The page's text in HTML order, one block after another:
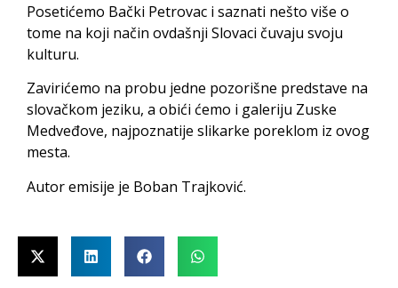
Posetićemo Bački Petrovac i saznati nešto više o
tome na koji način ovdašnji Slovaci čuvaju svoju
kulturu.
Zavirićemo na probu jedne pozorišne predstave na
slovačkom jeziku, a obići ćemo i galeriju Zuske
Medveđove, najpoznatije slikarke poreklom iz ovog
mesta.
Autor emisije je Boban Trajković.